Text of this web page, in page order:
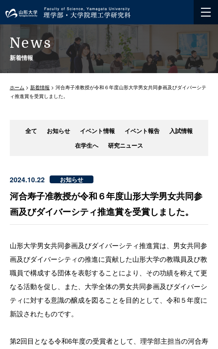
News
新着情報
ホーム > 新着情報 > 河合寿子准教授が令和６年度山形大学男女共同参画及びダイバーシテ
ィ推進賞を受賞しました。
全て お知らせ イベント情報 イベント報告
入試情報
在学生へ
研究ニュース
2024.10.22 お知らせ
河合寿子准教授が令和６年度山形大学男女共同参
画及びダイバーシティ推進賞を受賞しました。
山形大学男女共同参画及びダイバーシティ推進賞は、男女共同参
画及びダイバーシティの推進に貢献した山形大学の教職員及び教
職員で構成する団体を表彰することにより、その功績を称えて更
なる活動を促し、また、大学全体の男女共同参画及びダイバーシ
ティに対する意識の醸成を図ることを目的として、令和５年度に
新設されたものです。
第2回目となる令和6年度の受賞者として、理学部主担当の河合寿